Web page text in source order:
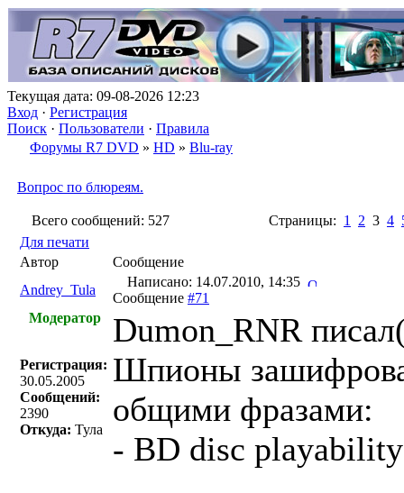
Текущая дата: 09-08-2026 12:23
Вход · Регистрация
Поиск · Пользователи · Правила
Форумы R7 DVD » HD » Blu-ray
Вопрос по блюреям.
Всего сообщений: 527 Страницы: 1 2 3 4
Для печати
Автор
Сообщение
Andrey_Tula
Написано: 14.07.2010, 14:35
Сообщение #71
Модератор
Регистрация:
30.05.2005
Сообщений:
2390
Откуда: Тула
Dumon_RNR
Шпионы
общими фразами:
- BD disc